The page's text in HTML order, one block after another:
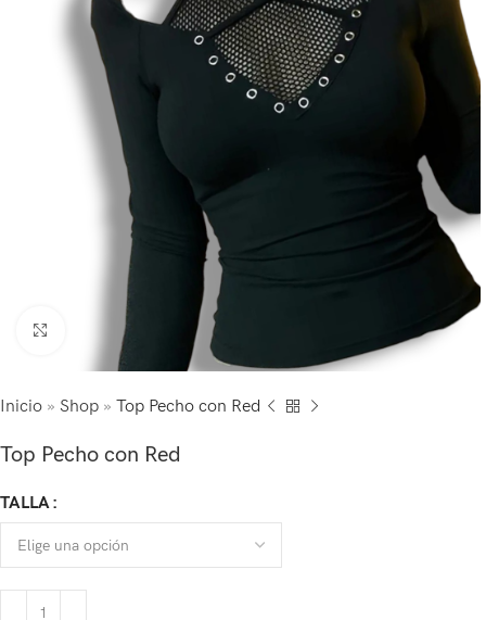
Click to enlarge
Inicio » Shop » Top Pecho con Red
Top Pecho con Red
TALLA